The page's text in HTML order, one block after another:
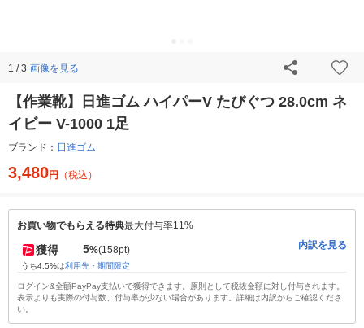
1 / 3 画像を見る
【作業靴】日進ゴム ハイパーV たびぐつ 28.0cm ネ
イビー V-1000 1足
ブランド： 日進ゴム
3,480円 （税込）
お買い物でもらえる特典最大付与率11%
獲得 5%(158pt)
うち4.5%は利用先・期間限定
内訳を見る
ログイン&全額PayPay支払いで獲得できます。原則として税抜金額に対し付与されます。
表示よりも実際の付与数、付与率が少ない場合があります。詳細は内訳からご確認くださ
い。